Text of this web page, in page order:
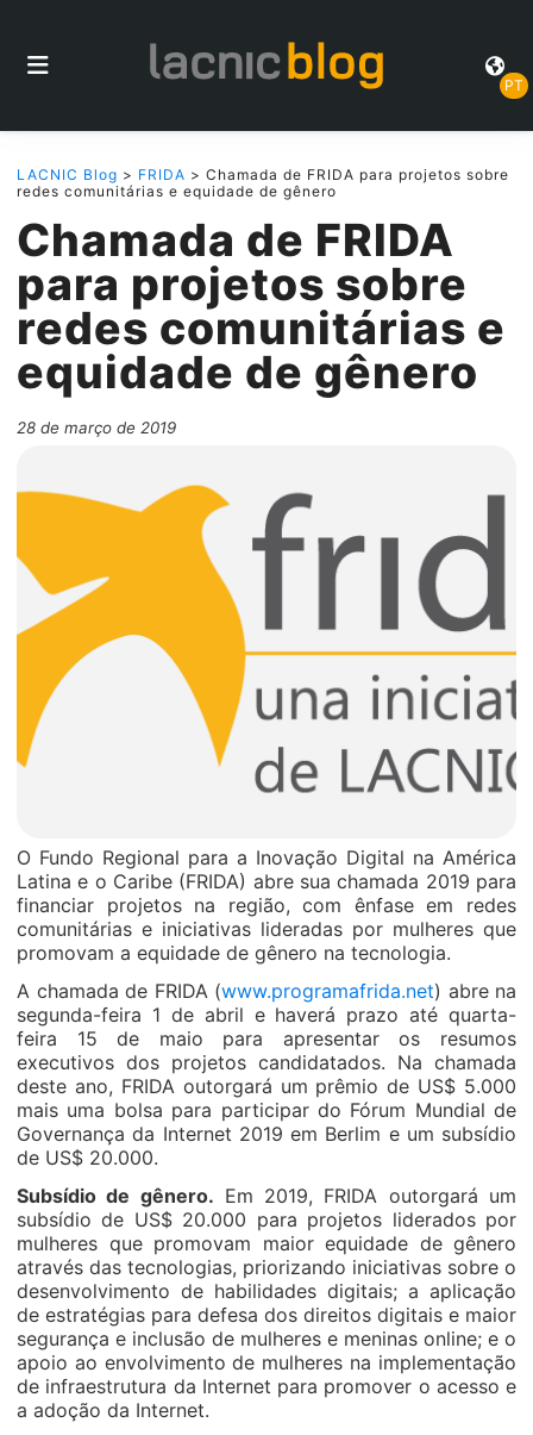
PT
LACNIC Blog > FRIDA > Chamada de FRIDA para projetos sobre
redes comunitárias e equidade de gênero
Chamada de FRIDA
para projetos sobre
redes comunitárias e
equidade de gênero
28 de março de 2019
O Fundo Regional para a Inovação Digital na América
Latina e o Caribe (FRIDA) abre sua chamada 2019 para
financiar projetos na região, com ênfase em redes
comunitárias e iniciativas lideradas por mulheres que
promovam a equidade de gênero na tecnologia.
A chamada de FRIDA (www.programafrida.net) abre na
segunda-feira 1 de abril e haverá prazo até quarta-
feira 15 de maio para apresentar os resumos
executivos dos projetos candidatados. Na chamada
deste ano, FRIDA outorgará um prêmio de US$ 5.000
mais uma bolsa para participar do Fórum Mundial de
Governança da Internet 2019 em Berlim e um subsídio
de US$ 20.000.
Subsídio de gênero. Em 2019, FRIDA outorgará um
subsídio de US$ 20.000 para projetos liderados por
mulheres que promovam maior equidade de gênero
através das tecnologias, priorizando iniciativas sobre o
desenvolvimento de habilidades digitais; a aplicação
de estratégias para defesa dos direitos digitais e maior
segurança e inclusão de mulheres e meninas online; e o
apoio ao envolvimento de mulheres na implementação
de infraestrutura da Internet para promover o acesso e
a adoção da Internet.